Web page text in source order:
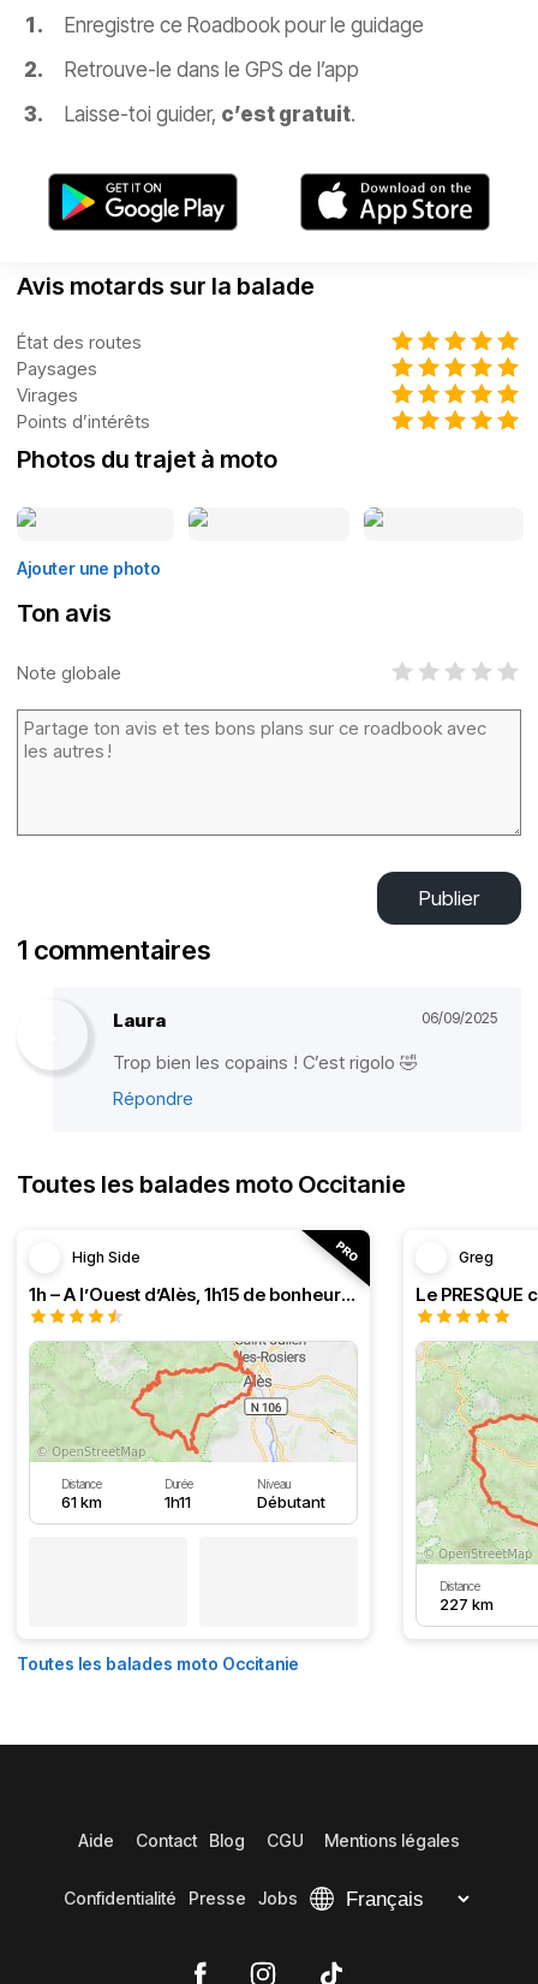
Enregistre ce Roadbook pour le guidage
Retrouve-le dans le GPS de l’app
Laisse-toi guider, c’est gratuit.
Avis motards sur la balade
État des routes
Paysages
Virages
Points d’intérêts
Photos du trajet à moto
Ajouter une photo
Ton avis
Note globale
Publier
1 commentaires
Laura 06/09/2025
Trop bien les copains ! C’est rigolo 🤣
Répondre
Toutes les balades moto Occitanie
High Side
1h – A l’Ouest d’Alès, 1h15 de bonheur (HSRF23)
Distance
61 km
Durée
1h11
Niveau
Débutant
Greg
Distance
227 km
Toutes les balades moto Occitanie
Aide Contact Blog CGU Mentions légales
Confidentialité Presse Jobs